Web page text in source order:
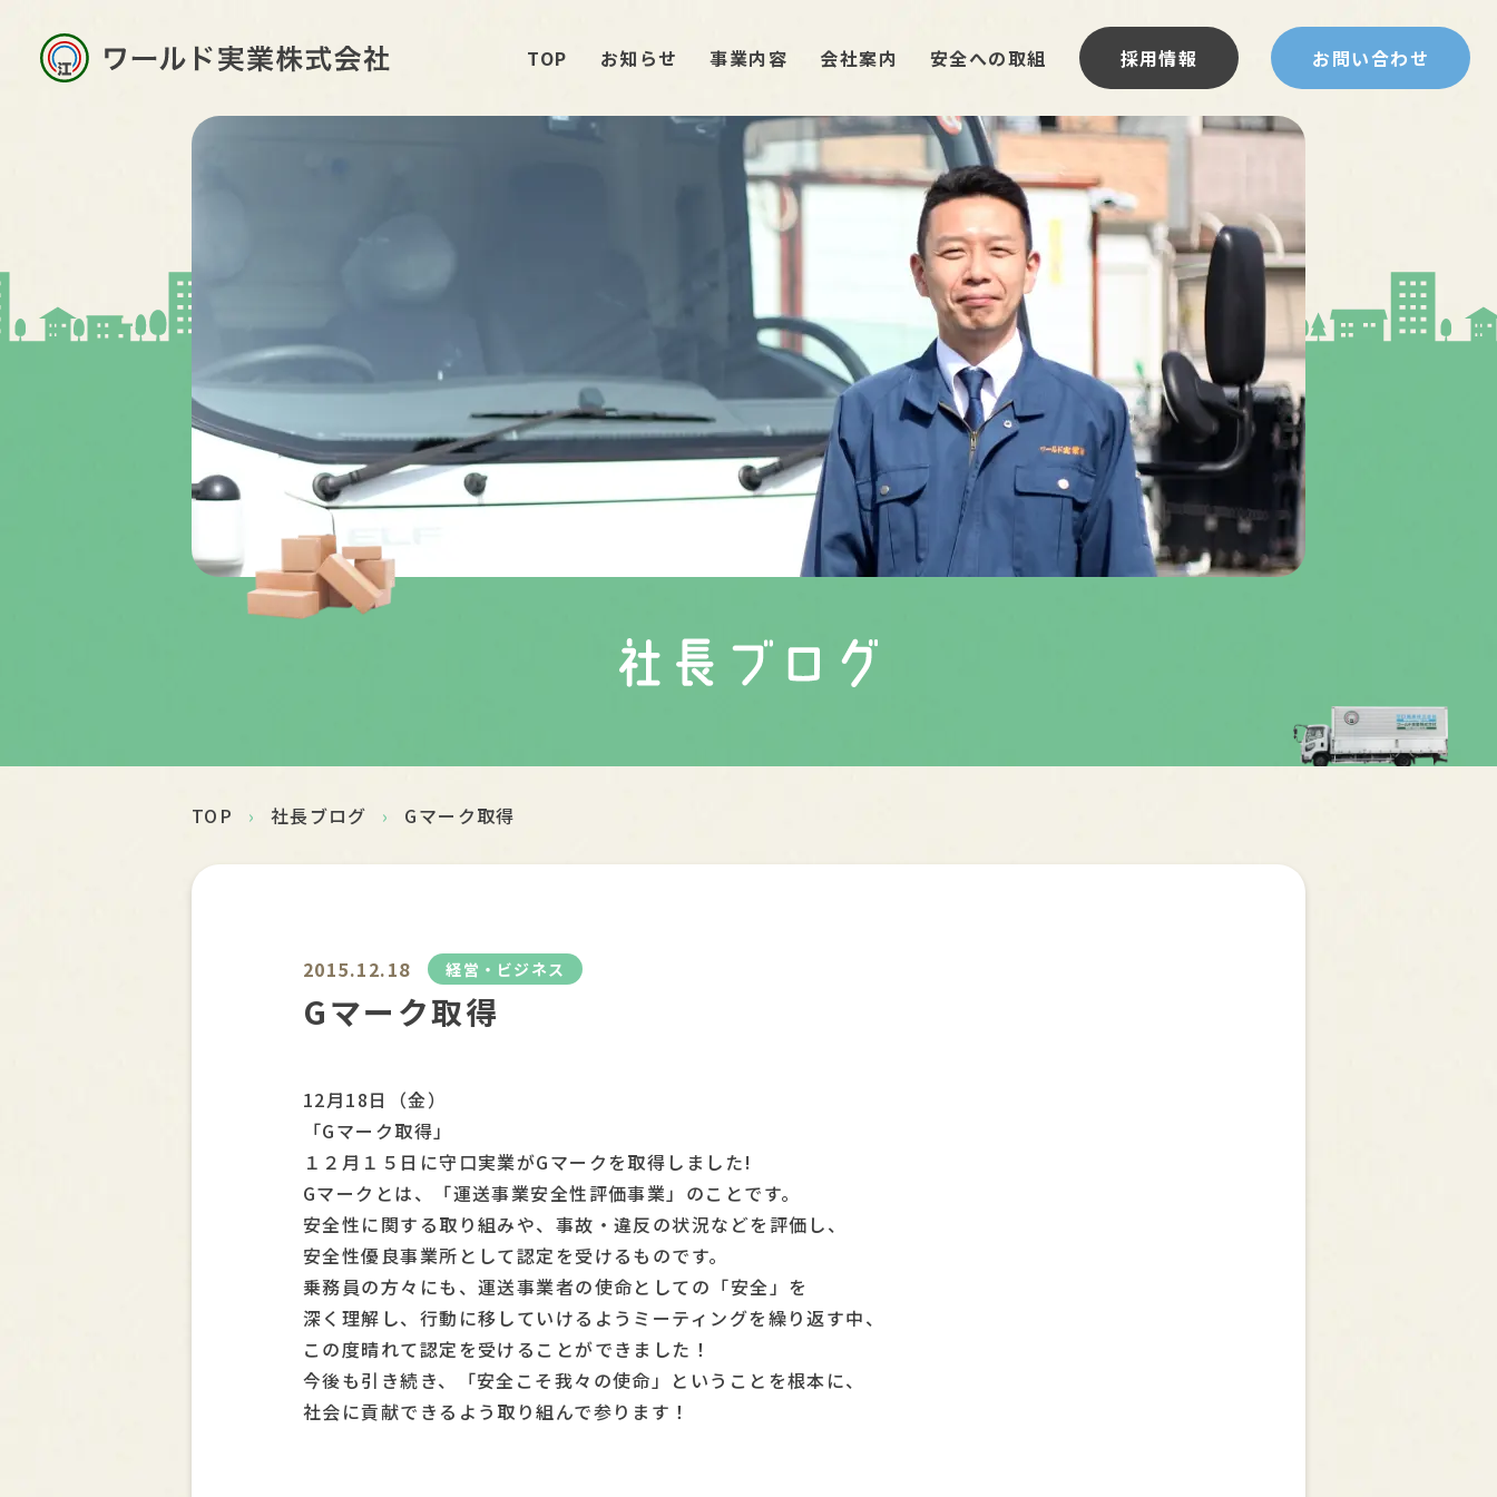
TOP お知らせ 事業内容 会社案内 安全への取組 採用情報 お問い合わせ
TOP › 社長ブログ › Gマーク取得
2015.12.18 経営・ビジネス
Gマーク取得
12月18日（金）
「Gマーク取得」
１２月１５日に守口実業がGマークを取得しました!
Gマークとは、「運送事業安全性評価事業」のことです。
安全性に関する取り組みや、事故・違反の状況などを評価し、
安全性優良事業所として認定を受けるものです。
乗務員の方々にも、運送事業者の使命としての「安全」を
深く理解し、行動に移していけるようミーティングを繰り返す中、
この度晴れて認定を受けることができました！
今後も引き続き、「安全こそ我々の使命」ということを根本に、
社会に貢献できるよう取り組んで参ります！